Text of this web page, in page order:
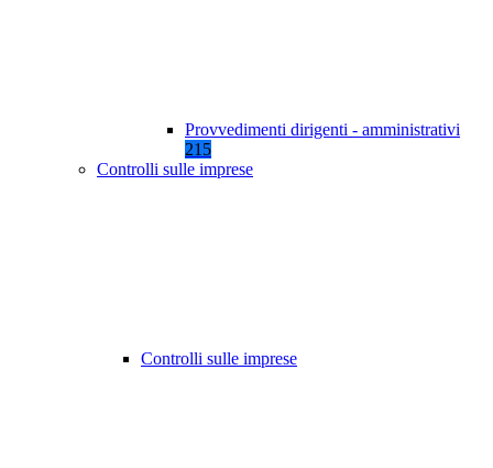
Provvedimenti dirigenti - amministrativi
215
Controlli sulle imprese
Controlli sulle imprese